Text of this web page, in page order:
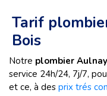
Tarif
Bois
Notre plombier
service 24h/24, 7j/7,
et ce, à des prix trés